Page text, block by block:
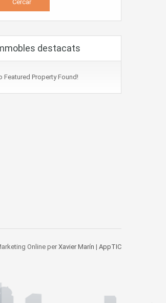
destacats
Featured Property Found!
Online perXavier Marín | AppTIC